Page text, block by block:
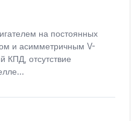
на постоянных
и асимметричным V-
КПД, отсутствие